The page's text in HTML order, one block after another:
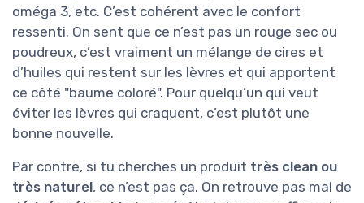
oméga 3, etc. C’est cohérent avec le confort
ressenti. On sent que ce n’est pas un rouge sec ou
poudreux, c’est vraiment un mélange de cires et
d’huiles qui restent sur les lèvres et qui apportent
ce côté "baume coloré". Pour quelqu’un qui veut
éviter les lèvres qui craquent, c’est plutôt une
bonne nouvelle.
Par contre, si tu cherches un produit très clean ou
très naturel, ce n’est pas ça. On retrouve pas mal de